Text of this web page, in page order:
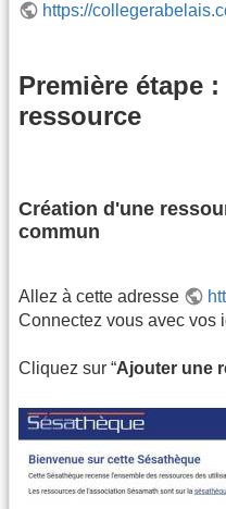
https://
Première étape
ressource
Création d'une
commun
Allez à cette adresse
Connectez vous avec vos
Cliquez sur “Ajouter une